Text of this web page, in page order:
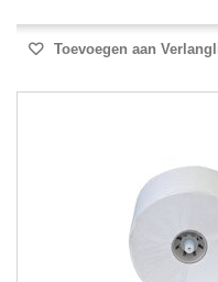
Toevoegen aan